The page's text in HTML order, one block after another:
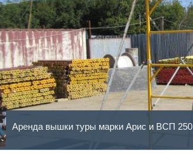
Аренда вышки туры марки Арис и ВСП 250